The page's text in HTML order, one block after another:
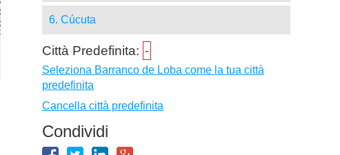
6. Cúcuta
Città Predefinita: -
Seleziona Barranco de Loba come la tua città
predefinita
Cancella città predefinita
Condividi